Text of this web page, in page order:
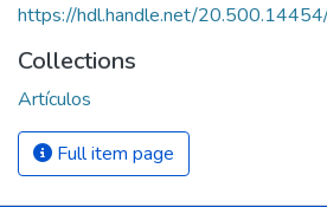
https://hdl.handle.net/
Collections
Artículos
Full item page